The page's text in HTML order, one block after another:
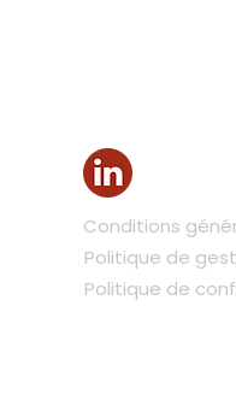
Conditions
Politique de
Politique de